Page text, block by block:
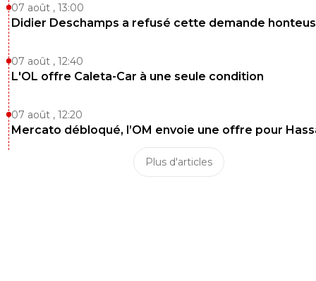
07 août , 13:00
Didier Deschamps a refusé cette demande
07 août , 12:40
L'OL offre Caleta-Car à une seule condition
07 août , 12:20
Mercato débloqué, l’OM envoie une offre pour
Plus d'articles